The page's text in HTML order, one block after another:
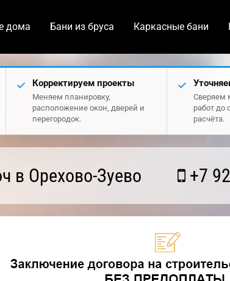
дома Бани из бруса Каркасные бани
Корректируем проекты
Меняем планировку,
расположение окон, дверей и
перегородок.
Сверяем
работ до
расчёта.
в Орехово-Зуево +7